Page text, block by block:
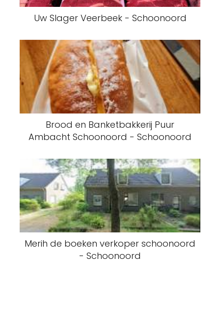
Uw Slager Veerbeek - Schoonoord
Brood en Banketbakkerij Puur
Ambacht Schoonoord - Schoonoord
Merih de boeken verkoper schoonoord
- Schoonoord